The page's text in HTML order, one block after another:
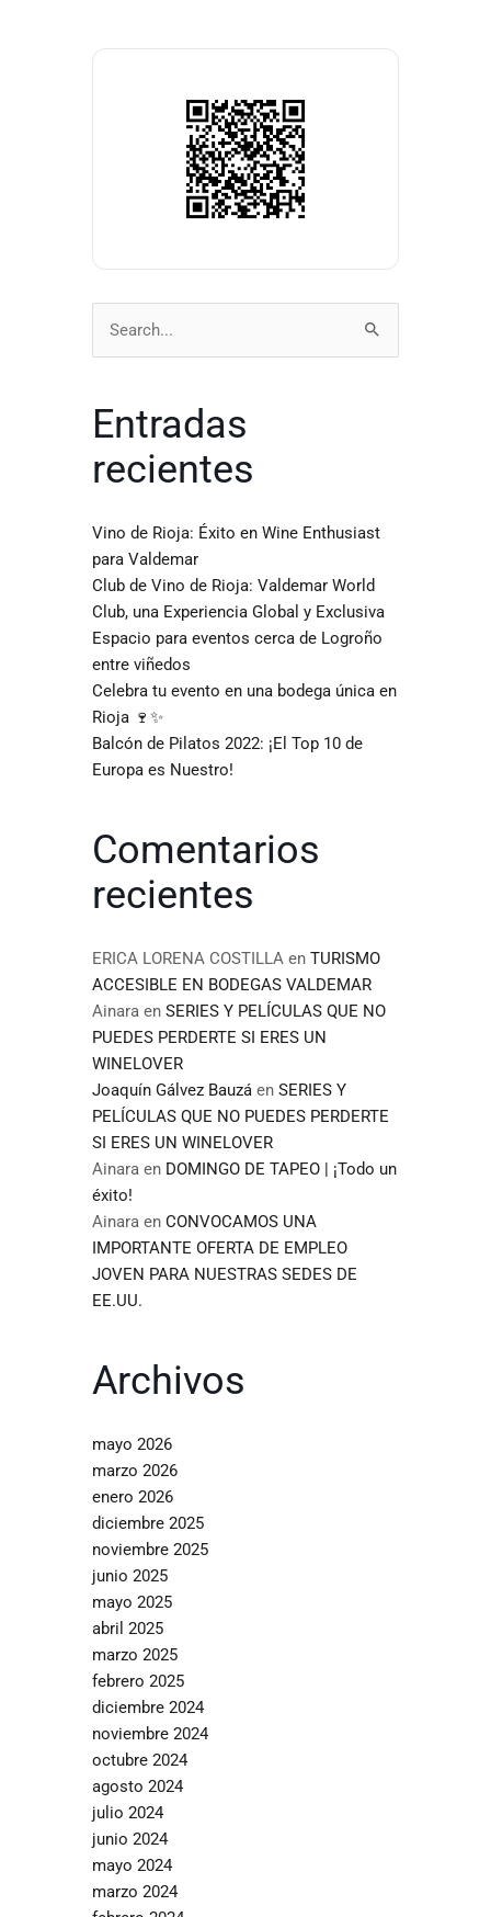
Buscar
por:
Entradas
recientes
Vino de Rioja: Éxito en Wine Enthusiast
para Valdemar
Club de Vino de Rioja: Valdemar World
Club, una Experiencia Global y Exclusiva
Espacio para eventos cerca de Logroño
entre viñedos
Celebra tu evento en una bodega única en
Rioja 🍷✨
Balcón de Pilatos 2022: ¡El Top 10 de
Europa es Nuestro!
Comentarios
recientes
ERICA LORENA COSTILLA en TURISMO
ACCESIBLE EN BODEGAS VALDEMAR
Ainara en SERIES Y PELÍCULAS QUE NO
PUEDES PERDERTE SI ERES UN
WINELOVER
Joaquín Gálvez Bauzá en SERIES Y
PELÍCULAS QUE NO PUEDES PERDERTE
SI ERES UN WINELOVER
Ainara en DOMINGO DE TAPEO | ¡Todo un
éxito!
Ainara en CONVOCAMOS UNA
IMPORTANTE OFERTA DE EMPLEO
JOVEN PARA NUESTRAS SEDES DE
EE.UU.
Archivos
mayo 2026
marzo 2026
enero 2026
diciembre 2025
noviembre 2025
junio 2025
mayo 2025
abril 2025
marzo 2025
febrero 2025
diciembre 2024
noviembre 2024
octubre 2024
agosto 2024
julio 2024
junio 2024
mayo 2024
marzo 2024